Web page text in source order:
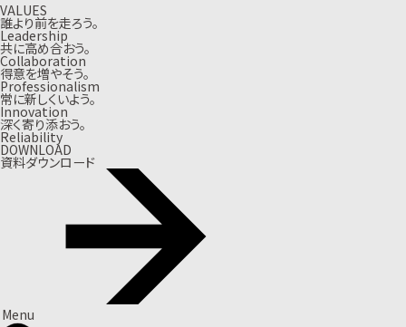
VALUES
誰より前を走ろう。
Leadership
共に高め合おう。
Collaboration
得意を増やそう。
Professionalism
常に新しくいよう。
Innovation
深く寄り添おう。
Reliability
DOWNLOAD
資料ダウンロード
Menu